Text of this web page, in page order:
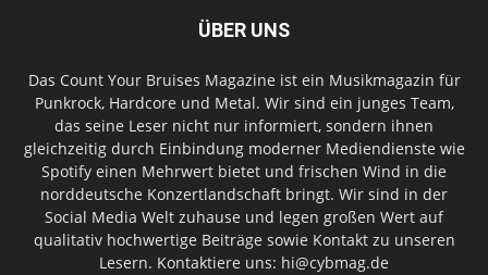
ÜBER UNS
Das Count Your Bruises Magazine ist ein Musikmagazin für
Punkrock, Hardcore und Metal. Wir sind ein junges Team,
das seine Leser nicht nur informiert, sondern ihnen
gleichzeitig durch Einbindung moderner Mediendienste wie
Spotify einen Mehrwert bietet und frischen Wind in die
norddeutsche Konzertlandschaft bringt. Wir sind in der
Social Media Welt zuhause und legen großen Wert auf
qualitativ hochwertige Beiträge sowie Kontakt zu unseren
Lesern. Kontaktiere uns: hi@cybmag.de